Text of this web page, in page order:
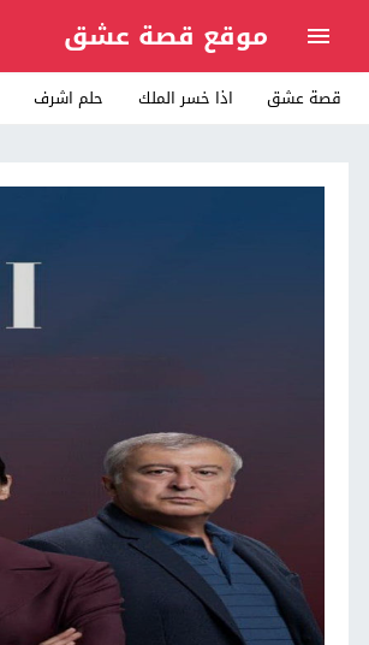
موقع قصة عشق
قصة عشق اذا خسر الملك حلم اشرف